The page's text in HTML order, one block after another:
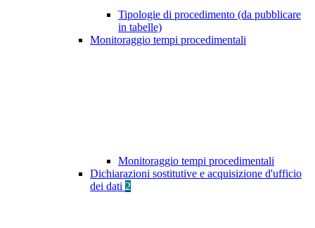
Tipologie di procedimento (da pubblicare
in tabelle)
Monitoraggio tempi procedimentali
Monitoraggio tempi procedimentali
Dichiarazioni sostitutive e acquisizione d'ufficio
dei dati 2